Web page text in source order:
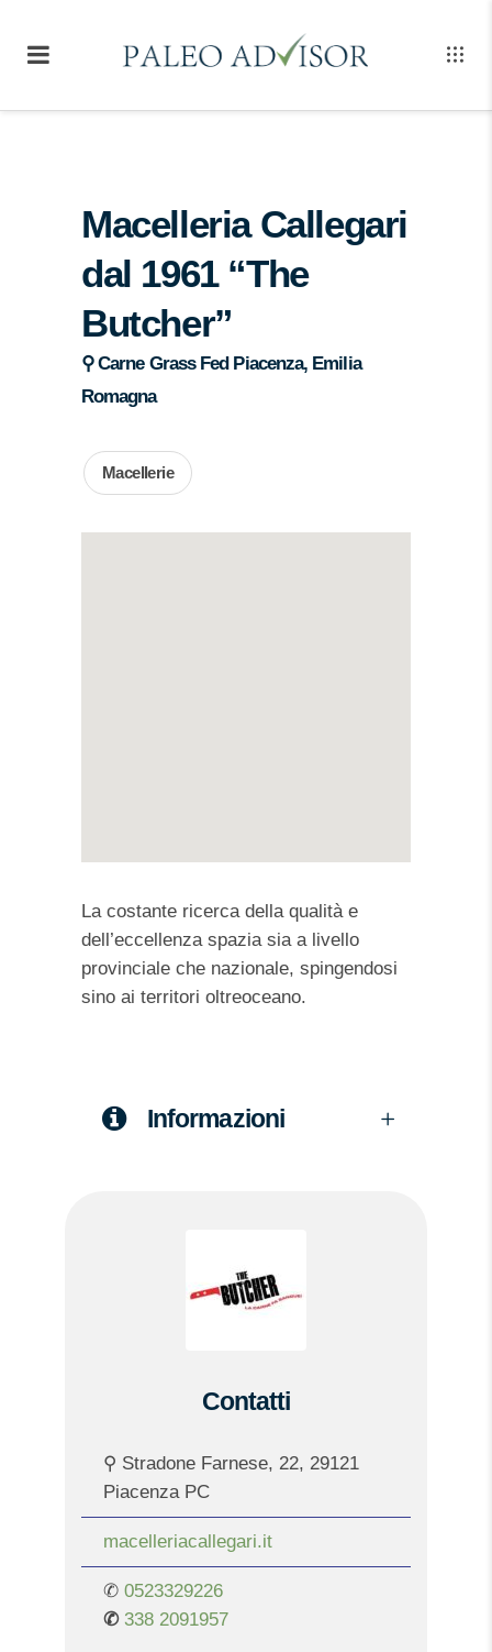
Macelleria Callegari
dal 1961 “The
Butcher”
⚲ Carne Grass Fed Piacenza, Emilia
Romagna
Macellerie
La costante ricerca della qualità e
dell’eccellenza spazia sia a livello
provinciale che nazionale, spingendosi
sino ai territori oltreoceano.
Informazioni
Contatti
⚲ Stradone Farnese, 22, 29121
Piacenza PC
macelleriacallegari.it
✆ 0523329226
✆ 338 2091957